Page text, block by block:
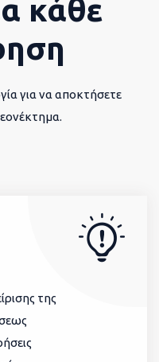
κάθε
για να αποκτήσετε
της